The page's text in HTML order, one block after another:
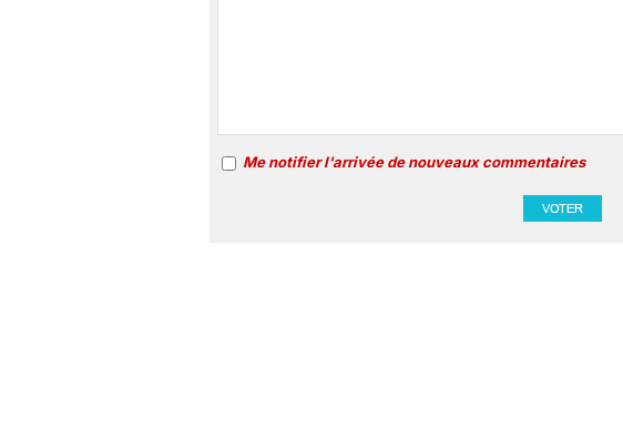
Me notifier l'arrivée de nouveaux commentaires